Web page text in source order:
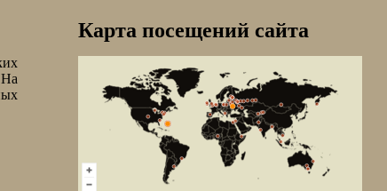
Карта посещений сайта